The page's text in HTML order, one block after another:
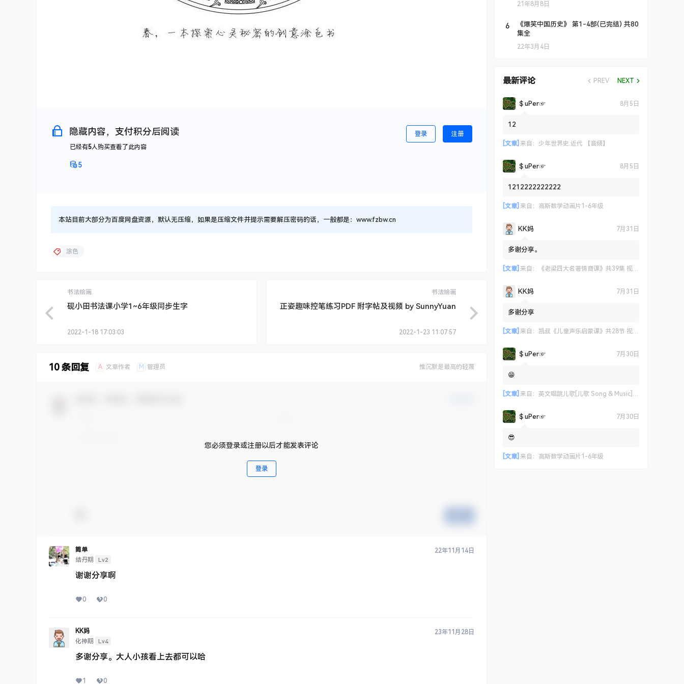
隐藏内容，支付积分后阅读
已经有5人购买查看了此内容
5
登录 注册
本站目前大部分为百度网盘资源，默认无压缩，如果是压缩文件并提示需要解压密码的话，一般都是：www.fzbw.cn
涂色
书法绘画
砚小田书法课小学1~6年级同步生字
2022-1-18 17:03:03
书法绘画
正姿趣味控笔练习PDF 附字帖及视频 by SunnyYuan
2022-1-23 11:07:57
10 条回复 A 文章作者 M 管理员 惟沉默是最高的轻蔑
您必须登录或注册以后才能发表评论
登录
简单
结丹期
Lv2
22年11月14日
谢谢分享啊
0 0
KK妈
化神期
Lv4
23年11月28日
多谢分享。大人小孩看上去都可以哈
1 0
21年8月8日
6
《爆笑中国历史》 第1-4部(已完结) 共80
集全
22年3月4日
最新评论 PREV NEXT
＄uΡer☞ 8月5日
12
[文章] 来自： 少年世界史.近代 【音频】
＄uΡer☞ 8月5日
1212222222222
[文章] 来自： 高斯数学动画片1-6年级
KK妈 7月31日
多谢分享。
[文章] 来自： 《老梁四大名著情商课》共39集 视频课程
KK妈 7月31日
多谢分享
[文章] 来自： 凯叔《儿童声乐启蒙课》共28节 视频课程
＄uΡer☞ 7月30日
😁
[文章] 来自： 英文唱跳儿歌[儿歌 Song & Music] 艾米咕噜
＄uΡer☞ 7月30日
😎
[文章] 来自： 高斯数学动画片1-6年级